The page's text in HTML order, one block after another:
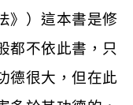
》）這本書是修
都不依此書，只
德很大，但在此